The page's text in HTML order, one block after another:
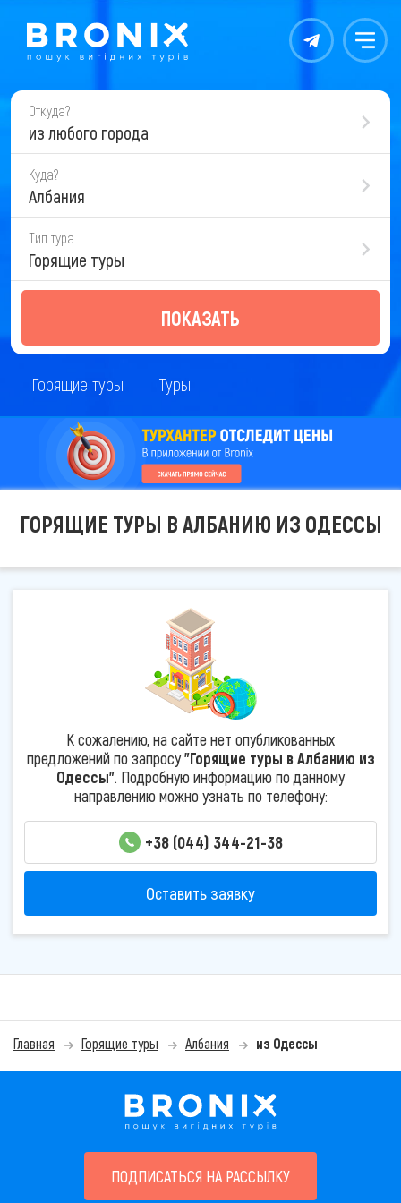
Контакты Меню
Откуда?
из любого города
Куда?
Албания
Тип тура
Горящие туры
ПОКАЗАТЬ
Горящие туры Туры
ГОРЯЩИЕ ТУРЫ В АЛБАНИЮ ИЗ ОДЕССЫ
К сожалению, на сайте нет опубликованных
предложений по запросу"Горящие туры в Албанию из
Одессы". Подробную информацию по данному
направлению можно узнать по телефону:
+38 (044) 344-21-38
Оставить заявку
Главная Горящие туры Албания из Одессы
ПОДПИСАТЬСЯ НА РАССЫЛКУ